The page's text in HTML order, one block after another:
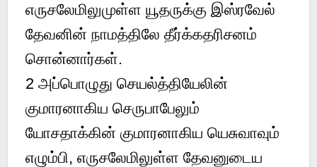
எருசலேமிலுமுள்ள யூதருக்கு இஸ்ரவேல்
தேவனின் நாமத்திலே தீர்க்கதரிசனம்
சொன்னார்கள்.
2 அப்பொழுது செயல்த்தியேலின்
குமாரனாகிய செருபாபேலும்
யோசதாக்கின் குமாரனாகிய யெசுவாவும்
எழும்பி, எருசலேமிலுள்ள தேவனுடைய